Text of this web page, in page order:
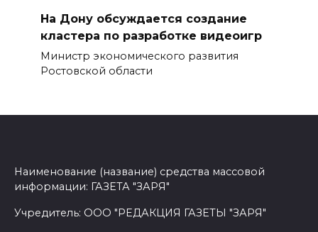
На Дону обсуждается создание
кластера по разработке видеоигр
Министр экономического развития
Ростовской области
Наименование (название) средства массовой
информации: ГАЗЕТА "ЗАРЯ"
Учредитель: ООО "РЕДАКЦИЯ ГАЗЕТЫ "ЗАРЯ"